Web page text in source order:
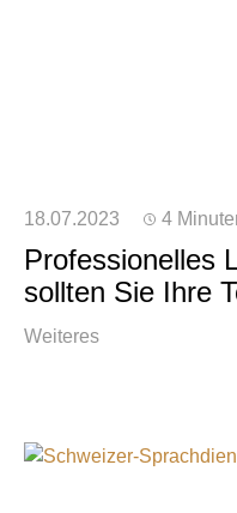
18.07.2023 4
Professionelles
sollten Sie Ihre
Weiteres